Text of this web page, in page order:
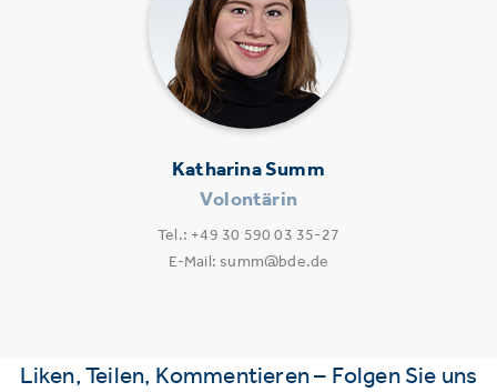
Katharina Summ
Volontärin
Tel.: +49 30 590 03 35-27
E-Mail: summ@bde.de
Liken, Teilen, Kommentieren – Folgen Sie uns